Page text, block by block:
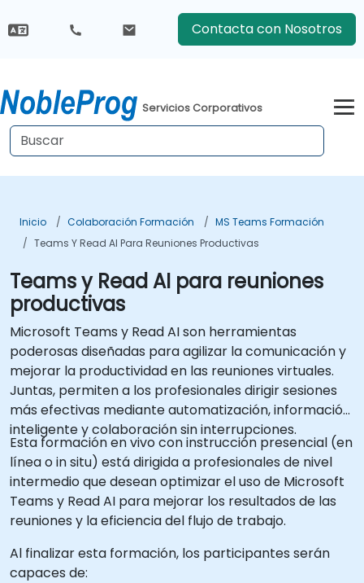
Contacta con Nosotros
Servicios Corporativos
Inicio Colaboración Formación
MS Teams Formación
Teams Y Read AI Para Reuniones Productivas
Teams y Read AI para reuniones
productivas
Microsoft Teams y Read AI son herramientas
poderosas diseñadas para agilizar la comunicación y
mejorar la productividad en las reuniones virtuales.
Juntas, permiten a los profesionales dirigir sesiones
más efectivas mediante automatización, información
inteligente y colaboración sin interrupciones.
Esta formación en vivo con instrucción presencial (en
línea o in situ) está dirigida a profesionales de nivel
intermedio que desean optimizar el uso de Microsoft
Teams y Read AI para mejorar los resultados de las
reuniones y la eficiencia del flujo de trabajo.
Al finalizar esta formación, los participantes serán
capaces de: